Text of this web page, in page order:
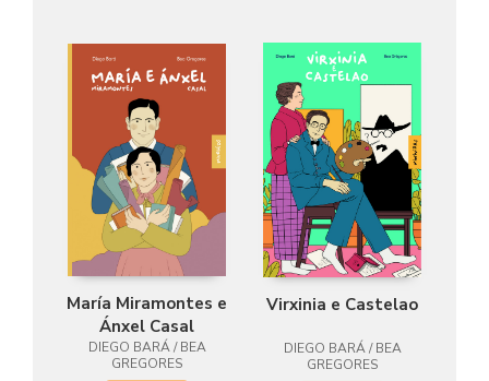
María Miramontes e
Ánxel Casal
DIEGO BARÁ / BEA
GREGORES
Virxinia e Castelao
DIEGO BARÁ / BEA
GREGORES